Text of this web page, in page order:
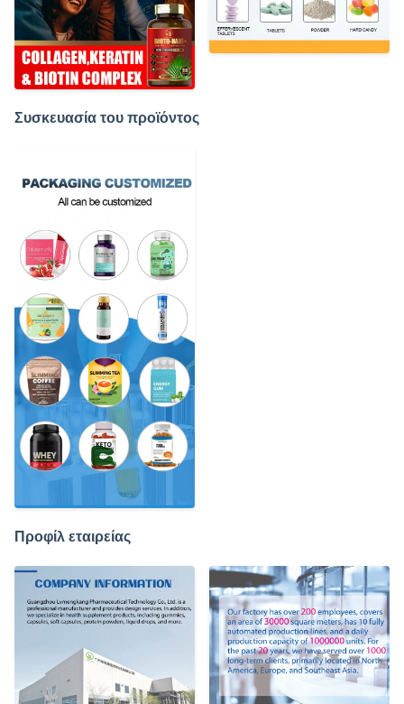
Συσκευασία του προϊόντος
Προφίλ εταιρείας